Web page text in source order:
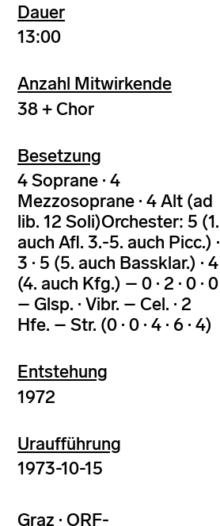
Dauer
13:00
Anzahl Mitwirkende
38 + Chor
Besetzung
4 Soprane · 4
Mezzosoprane · 4 Alt (ad
lib. 12 Soli)Orchester: 5 (1.
auch Afl. 3.-5. auch Picc.) ·
3 · 5 (5. auch Bassklar.) · 4
(4. auch Kfg.) – 0 · 2 · 0 · 0
– Glsp. · Vibr. – Cel. · 2
Hfe. – Str. (0 · 0 · 4 · 6 · 4)
Entstehung
1972
Uraufführung
1973-10-15
Graz · ORF-